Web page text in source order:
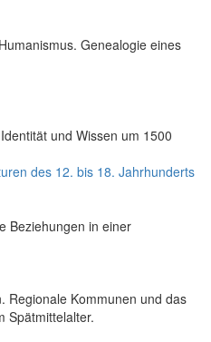
Genealogie eines
und Wissen um 1500
des 12. bis 18. Jahrhunderts
Beziehungen in einer
Regionale Kommunen und das
Spätmittelalter.